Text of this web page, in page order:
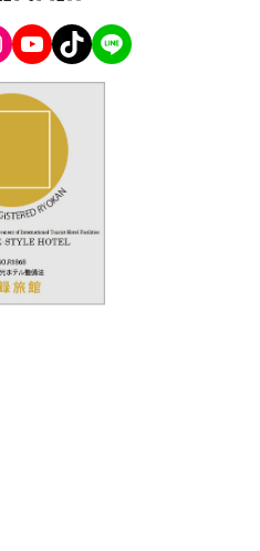
YouTube TikTok LINE